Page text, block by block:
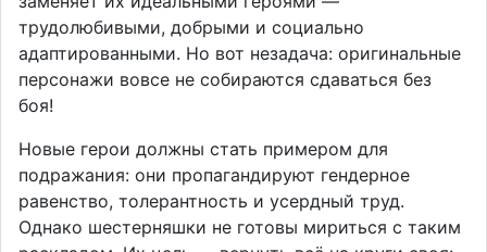
трудолюбивыми, добрыми и социально
адаптированными. Но вот незадача: оригинальные
персонажи вовсе не собираются сдаваться без
боя!
Новые герои должны стать примером для
подражания: они пропагандируют гендерное
равенство, толерантность и усердный труд.
Однако шестерняшки не готовы мириться с таким